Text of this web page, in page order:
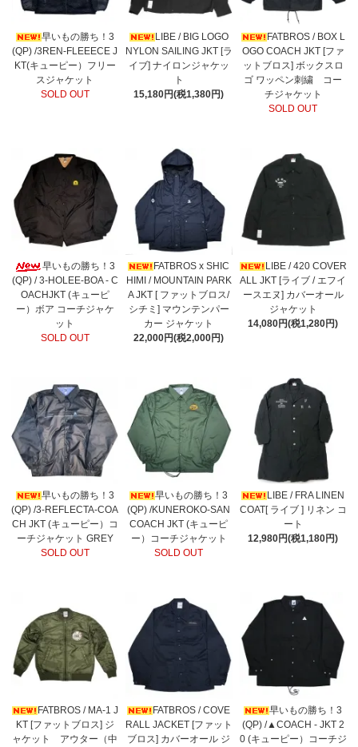
早いもの勝ち！3
(QP) /3REN-FLEEECE J
KT(キューピー）フリー
スジャケット
SOLD OUT
LIBE / BIG LOGO
NYLON SAILING JKT [ラ
イブ] ナイロンジャケッ
ト
15,180円(税1,380円)
FATBROS / BOX L
OGO COACH JKT [ファ
ットブロス] ボックスロ
ゴ ワッペン刺繍 コー
チジャケット
SOLD OUT
早いもの勝ち！3
(QP) / 3-HOLEE-BOA - C
OACHJKT (キューピ
ー）ボア コーチジャケ
ット
SOLD OUT
FATBROS x SHIC
HIMI / MOUNTAIN PARK
A JKT [ ファットブロス/
シチミ] マウンテンパー
カー ジャケット
22,000円(税2,000円)
LIBE / 420 COVER
ALL JKT [ライブ / エフイ
ースエヌ] カバーオール
ジャケット
14,080円(税1,280円)
早いもの勝ち！3
(QP) /3-REFLECTA-COA
CH JKT (キューピー）コ
ーチジャケット GREY
SOLD OUT
早いもの勝ち！3
(QP) /KUNEROKO-SAN
COACH JKT (キューピ
ー）コーチジャケット
SOLD OUT
LIBE / FRA LINEN
COAT[ ライブ ] リネン コ
ート
12,980円(税1,180円)
FATBROS / MA-1 J
KT [ファットブロス] ジ
ャケット アウター（中
FATBROS / COVE
RALL JACKET [ファット
ブロス] カバーオール ジ
早いもの勝ち！3
(QP) /▲COACH - JKT 2
0 (キューピー）コーチジ